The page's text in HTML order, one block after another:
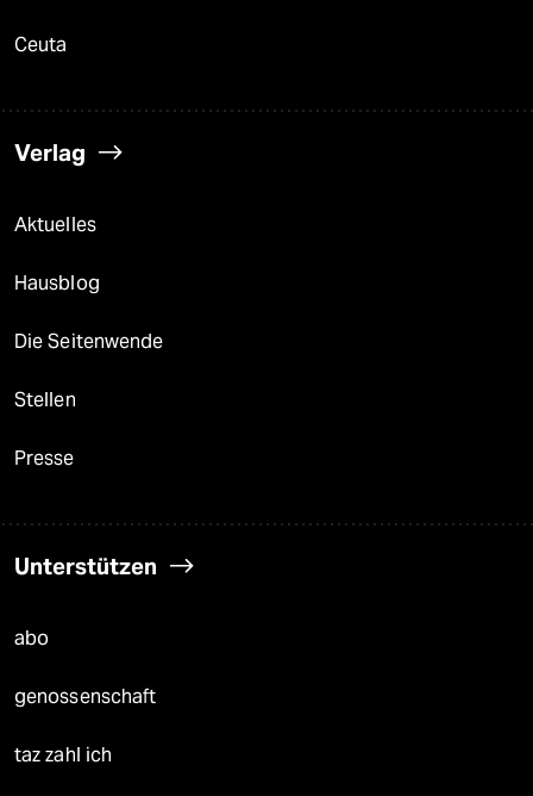
Ceuta
Verlag
Aktuelles
Hausblog
Die Seitenwende
Stellen
Presse
Unterstützen
abo
genossenschaft
taz zahl ich